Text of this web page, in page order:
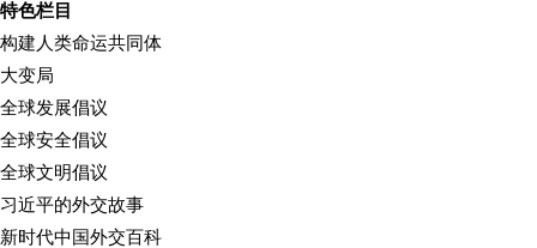
特色栏目
构建人类命运共同体
大变局
全球发展倡议
全球安全倡议
全球文明倡议
习近平的外交故事
新时代中国外交百科